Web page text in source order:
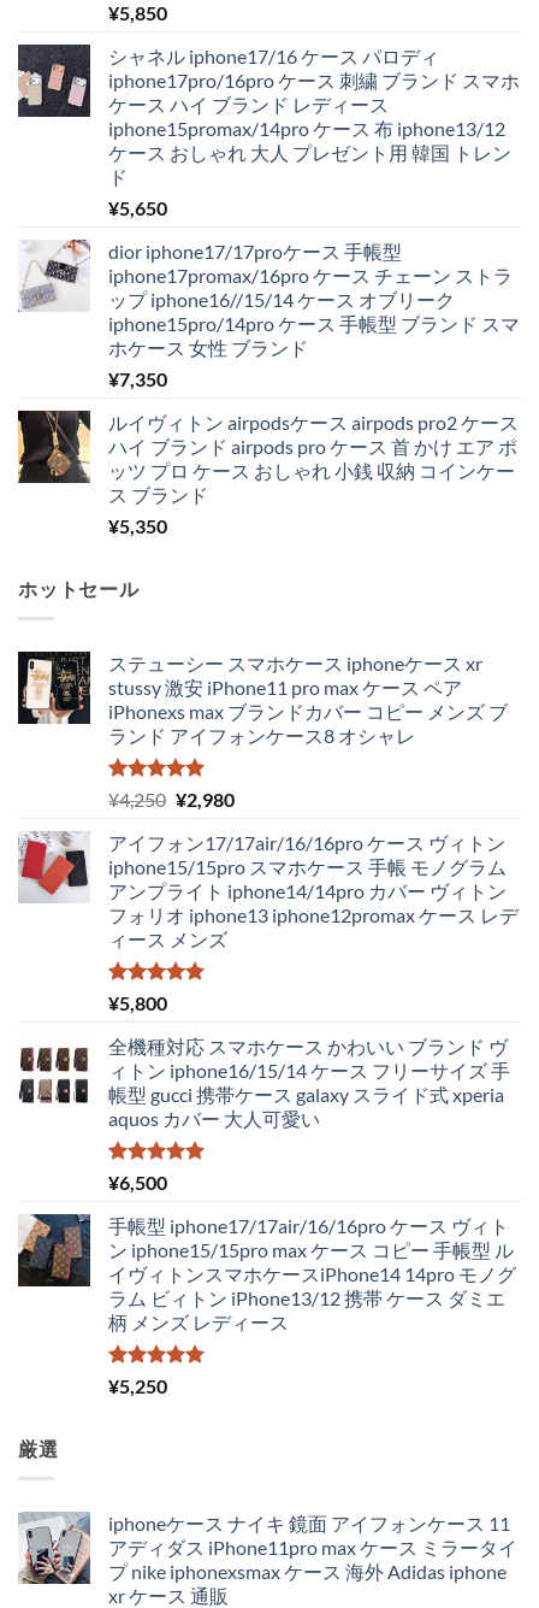
¥5,850
シャネル iphone17/16 ケース パロディ
iphone17pro/16pro ケース 刺繍 ブランド スマホ
ケース ハイ ブランド レディース
iphone15promax/14pro ケース 布 iphone13/12
ケース おしゃれ 大人 プレゼント用 韓国 トレン
ド
¥5,650
dior iphone17/17proケース 手帳型
iphone17promax/16pro ケース チェーン ストラ
ップ iphone16//15/14 ケース オブリーク
iphone15pro/14pro ケース 手帳型 ブランド スマ
ホケース 女性 ブランド
¥7,350
ルイヴィトン airpodsケース airpods pro2 ケース
ハイ ブランド airpods pro ケース 首 かけ エア ポ
ッツ プロ ケース おしゃれ 小銭 収納 コインケー
ス ブランド
¥5,350
ホットセール
ステューシー スマホケース iphoneケース xr
stussy 激安 iPhone11 pro max ケース ペア
iPhonexs max ブランドカバー コピー メンズ ブ
ランド アイフォンケース8 オシャレ
5段階中
5.00
の評価
¥4,250 元
価
格
は
¥4,250
で
し
¥2,980現
の
価
格
は
アイフォン17/17air/16/16pro ケース ヴィトン
iphone15/15pro スマホケース 手帳 モノグラム
アンプライト iphone14/14pro カバー ヴィトン
フォリオ iphone13 iphone12promax ケース レデ
ィース メンズ
5段階中
5.00
¥5,800
全機種対応 スマホケース かわいい ブランド ヴ
ィトン iphone16/15/14 ケース フリーサイズ 手
帳型 gucci 携帯ケース galaxy スライド式 xperia
aquos カバー 大人可愛い
5段階中
5.00
¥6,500
手帳型 iphone17/17air/16/16pro ケース ヴィト
ン iphone15/15pro max ケース コピー 手帳型 ル
イヴィトンスマホケースiPhone14 14pro モノグ
ラム ビィトン iPhone13/12 携帯 ケース ダミエ
柄 メンズ レディース
5段階中
5.00
¥5,250
厳選
iphoneケース ナイキ 鏡面 アイフォンケース 11
アディダス iPhone11pro max ケース ミラータイ
プ nike iphonexsmax ケース 海外 Adidas iphone
xr ケース 通販